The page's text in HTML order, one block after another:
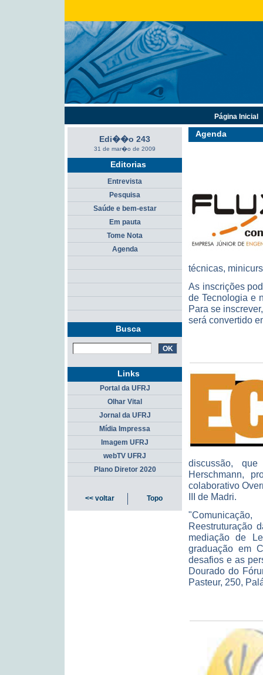
Agenda
técnicas,
As inscrições
de Tecnologia e
Para se
será convertido
discussão,
Herschmann,
colaborativo
III de Madri.
Reestruturação
mediação de
graduação em
desafios e as
Dourado do
Pasteur, 250,
Edi��o 243
31 de mar�o de 2009
Editorias
Entrevista
Pesquisa
Saúde e bem-estar
Em pauta
Tome Nota
Agenda
Busca
Página Inicial
Links
Portal da UFRJ
Olhar Vital
Jornal da UFRJ
Mídia Impressa
Imagem UFRJ
webTV UFRJ
Plano Diretor 2020
<< voltar Topo